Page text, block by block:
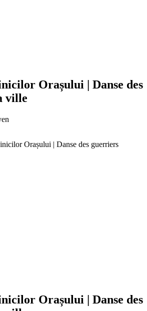
Orașului | Danse des
ville
Orașului | Danse des